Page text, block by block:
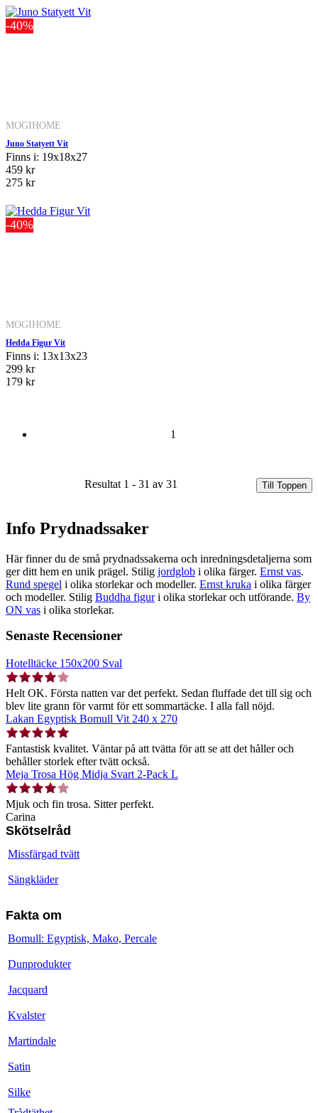
-40%
MOGIHOME
Juno Statyett Vit
Finns i: 19x18x27
459 kr
275 kr
-40%
MOGIHOME
Hedda Figur Vit
Finns i: 13x13x23
299 kr
179 kr
1
Resultat 1 - 31 av 31 Till Toppen
Info Prydnadssaker
Här finner du de små prydnadssakerna och inredningsdetaljerna som
ger ditt hem en unik prägel. Stilig jordglob i olika färger. Ernst vas.
Rund spegel i olika storlekar och modeller. Ernst kruka i olika färger
och modeller. Stilig Buddha figuri olika storlekar och utförande. By
ON vas i olika storlekar.
Senaste Recensioner
Hotelltäcke 150x200 Sval
Helt OK. Första natten var det perfekt. Sedan fluffade det till sig och
blev lite grann för varmt för ett sommartäcke. I alla fall nöjd.
Lakan Egyptisk Bomull Vit 240 x 270
Fantastisk kvalitet. Väntar på att tvätta för att se att det håller och
behåller storlek efter tvätt också.
Meja Trosa Hög Midja Svart 2-Pack L
Mjuk och fin trosa. Sitter perfekt.
Carina
Skötselråd
Missfärgad tvätt
Sängkläder
Fakta om
Bomull: Egyptisk, Mako, Percale
Dunprodukter
Jacquard
Kvalster
Martindale
Satin
Silke